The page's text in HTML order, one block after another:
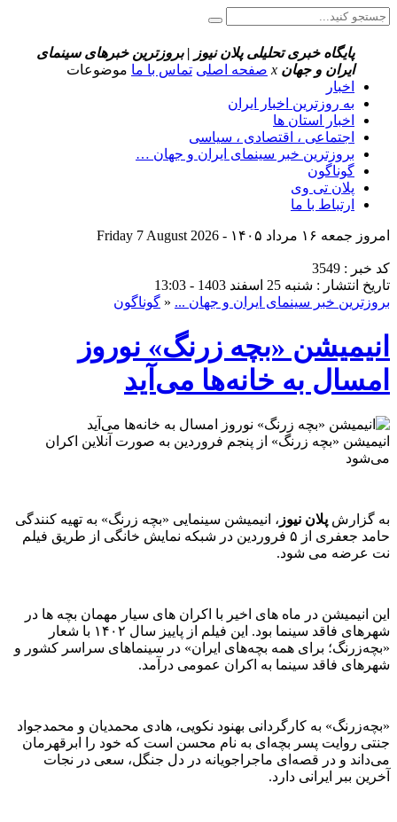
پایگاه خبری تحلیلی پلان نیوز | بروزترین خبرهای سینمای
ایران و جهان x صفحه اصلی تماس با ما موضوعات
اخبار
به روزترین اخبار ایران
اخبار استان ها
اجتماعی ، اقتصادی ، سیاسی
بروزترین خبر سینمای ایران و جهان …
گوناگون
پلان تی وی
ارتباط با ما
امروز جمعه ۱۶ مرداد ۱۴۰۵ - Friday 7 August 2026
کد خبر : 3549
تاریخ انتشار : شنبه 25 اسفند 1403 - 13:03
بروزترین خبر سینمای ایران و جهان ... « گوناگون
انیمیشن «بچه زرنگ» نوروز
امسال به خانه‌ها می‌آید
انیمیشن «بچه زرنگ» از پنجم فروردین به صورت آنلاین اکران
می‌شود
به گزارش پلان نیوز ، انیمیشن سینمایی «بچه زرنگ» به تهیه کنندگی
حامد جعفری از ۵ فروردین در شبکه نمایش خانگی از طریق فیلم
نت عرضه می شود.
این انیمیشن در ماه های اخیر با اکران های سیار مهمان بچه ها در
شهرهای فاقد سینما بود. این فیلم از پاییز سال ۱۴۰۲ با شعار
«بچه‌زرنگ؛ برای همه بچه‌های ایران» در سینماهای سراسر کشور و
شهرهای فاقد سینما به اکران عمومی درآمد.
«بچه‌زرنگ» به کارگردانی بهنود نکویی، هادی محمدیان و محمدجواد
جنتی روایت پسر بچه‌ای به نام محسن است که خود را ابرقهرمان
می‌داند و در قصه‌ای ماجراجویانه در دل جنگل، سعی در نجات
آخرین ببر ایرانی دارد.